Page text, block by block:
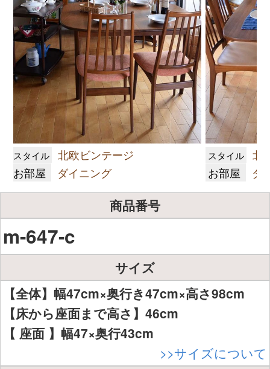
スタイル
北欧ビンテージ
お部屋
ダイニング
スタイル
北
お部屋
ダ
商品番号
m-647-c
サイズ
【全体】幅47cm×奥行き47cm×高さ98cm
【床から座面まで高さ】46cm
【 座面 】幅47×奥行43cm
>>サイズについて